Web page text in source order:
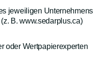
jeweiligen Unternehmens
B. www.sedarplus.ca)
oder Wertpapierexperten